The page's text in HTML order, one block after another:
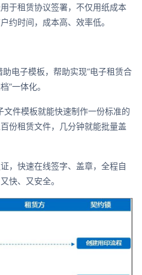
于租赁协议签署，不仅用纸成本
约时间，成本高、效率低。
电子模板，帮助实现“电子租赁合
”一体化。
件模板就能快速制作一份标准的
份租赁文件，几分钟就能批量盖
，快速在线签字、盖章，全程自
快、又安全。